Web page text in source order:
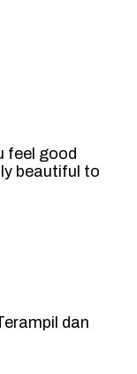
feel good
beautiful to
dan